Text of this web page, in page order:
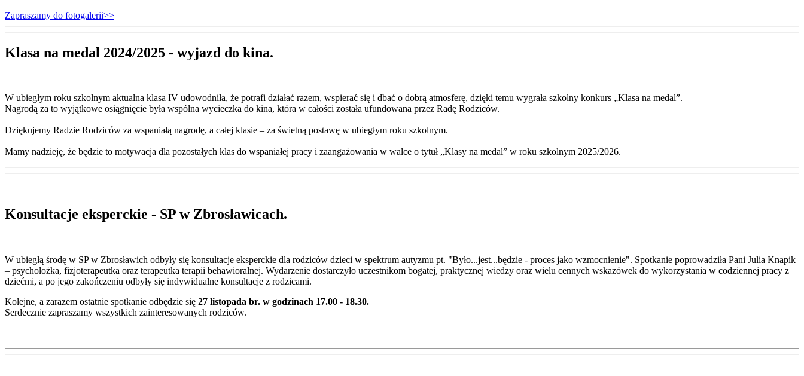
Zapraszamy do fotogalerii>>
Klasa na medal 2024/2025 - wyjazd do kina.
W ubiegłym roku szkolnym aktualna klasa IV udowodniła, że potrafi działać razem, wspierać się i dbać o dobrą atmosferę, dzięki temu wygrała szkolny konkurs „Klasa na medal”.
Nagrodą za to wyjątkowe osiągnięcie była wspólna wycieczka do kina, która w całości została ufundowana przez Radę Rodziców.
Dziękujemy Radzie Rodziców za wspaniałą nagrodę, a całej klasie – za świetną postawę w ubiegłym roku szkolnym.
Mamy nadzieję, że będzie to motywacja dla pozostałych klas do wspaniałej pracy i zaangażowania w walce o tytuł „Klasy na medal” w roku szkolnym 2025/2026.
Konsultacje eksperckie - SP w Zbrosławicach.
W ubiegłą środę w SP w Zbrosławich odbyły się konsultacje eksperckie dla rodziców dzieci w spektrum autyzmu pt. "Było...jest...będzie - proces jako wzmocnienie". Spotkanie poprowadziła Pani Julia Knapik
– psycholożka, fizjoterapeutka oraz terapeutka terapii behawioralnej. Wydarzenie dostarczyło uczestnikom bogatej, praktycznej wiedzy oraz wielu cennych wskazówek do wykorzystania w codziennej pracy z
dziećmi, a po jego zakończeniu odbyły się indywidualne konsultacje z rodzicami.
Kolejne, a zarazem ostatnie spotkanie odbędzie się 27 listopada br. w godzinach 17.00 - 18.30.
Serdecznie zapraszamy wszystkich zainteresowanych rodziców.